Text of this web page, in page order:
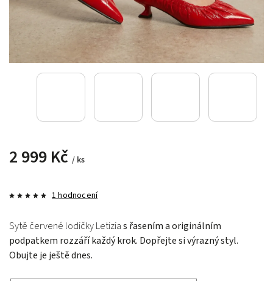
2 999 Kč / ks
1 hodnocení
Sytě červené lodičky Letizias řasením a originálním
podpatkem rozzáří každý krok. Dopřejte si výrazný styl.
Obujte je ještě dnes.